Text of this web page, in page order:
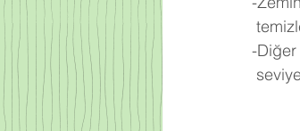
-Diğer